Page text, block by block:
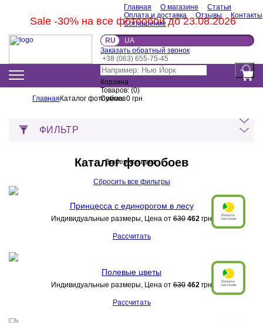
Sale -30% на все фотообои до 23.08.2026
Главная О магазине
Статьи
Оплата и доставка
Отзывы
Контакты
Соглашение
RU
UA
Заказать обратный звонок
+38 (063) 655-75-45
Корзина
Товаров: (0)
Сумма: 0 грн
Главная Каталог фотообоев
ФИЛЬТР
Каталог фотообоев
Выберите цвет:
Сбросить все фильтры
Принцесса с единорогом в лесу
Индивидуальные размеры, Цена от 630 462 грн
Рассчитать
Полевые цветы
Индивидуальные размеры, Цена от 630 462 грн
Рассчитать